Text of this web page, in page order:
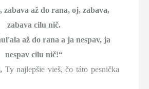
zabava až do rana, oj, zabava,
zabava cilu nič.
až do rana a ja nespav, ja
nespav cilu nič!“
Ty najlepšie vieš, čo táto pesnička